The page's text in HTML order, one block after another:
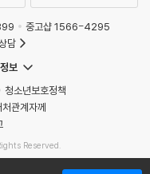
중고샵 1566-4295
담
보
청소년보호정책
관계자께
Reserved.